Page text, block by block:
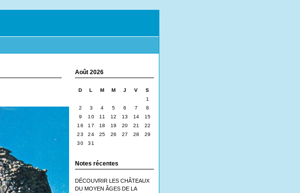
Août 2026
D L M M J V
S
1
2
3 4 5 6 7
8
9
10 11 12 13 14
15
16
17 18 19 20 21
22
23
24 25 26 27 28
29
30
31
Notes récentes
DÉCOUVRIR LES CHÂTEAUX
DU MOYEN ÂGES DE LA